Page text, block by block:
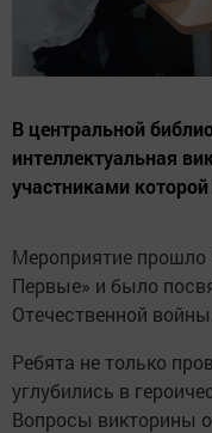
В центральной
интеллектуальная
участниками
Мероприятие прошло
Первые» и было
Отечественной
Ребята не только
углубились в
Вопросы викторины